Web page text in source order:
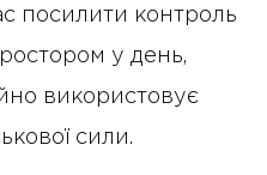
посилити контроль
у день,
використовує
сили.